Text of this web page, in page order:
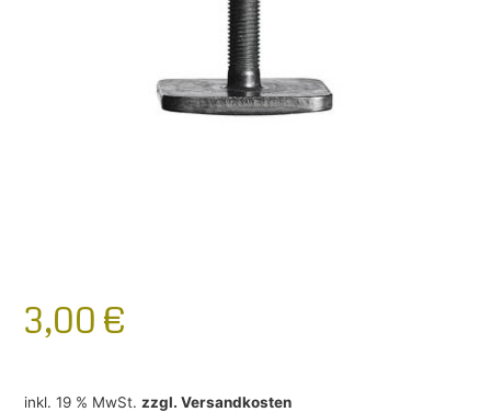
3,00 €
inkl. 19 % MwSt. zzgl.Versandkosten